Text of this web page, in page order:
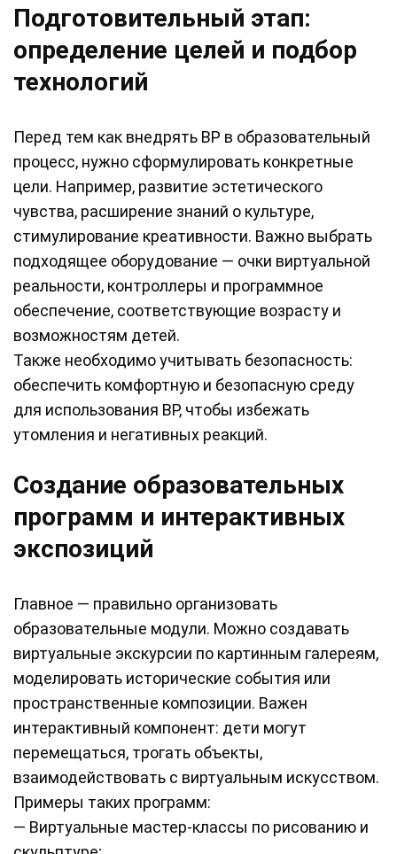
Подготовительный этап:
определение целей и подбор
технологий
Перед тем как внедрять ВР в образовательный
процесс, нужно сформулировать конкретные
цели. Например, развитие эстетического
чувства, расширение знаний о культуре,
стимулирование креативности. Важно выбрать
подходящее оборудование — очки виртуальной
реальности, контроллеры и программное
обеспечение, соответствующие возрасту и
возможностям детей.
Также необходимо учитывать безопасность:
обеспечить комфортную и безопасную среду
для использования ВР, чтобы избежать
утомления и негативных реакций.
Создание образовательных
программ и интерактивных
экспозиций
Главное — правильно организовать
образовательные модули. Можно создавать
виртуальные экскурсии по картинным галереям,
моделировать исторические события или
пространственные композиции. Важен
интерактивный компонент: дети могут
перемещаться, трогать объекты,
взаимодействовать с виртуальным искусством.
Примеры таких программ:
— Виртуальные мастер-классы по рисованию и